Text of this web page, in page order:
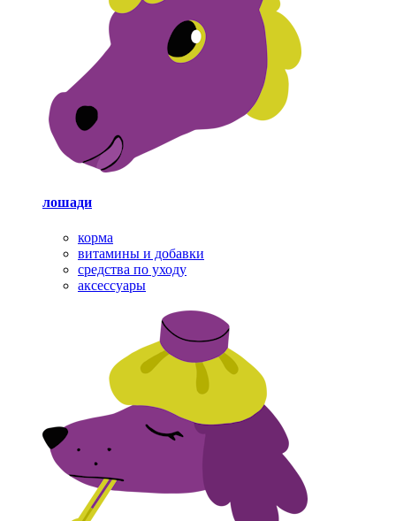
лошади
корма
витамины и добавки
средства по уходу
аксессуары